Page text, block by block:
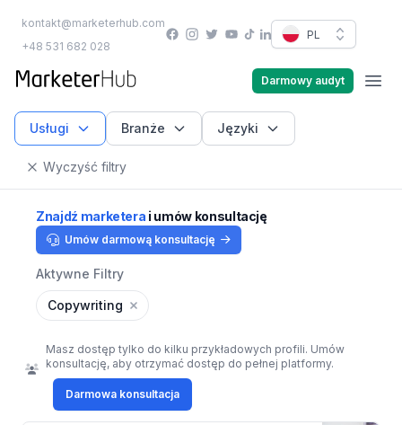
kontakt@marketerhub.com
+48 531 682 028
Facebook
Instagram
TwitterYouTube
TikTok
LinkedInPL
marketerhub.com Darmowy audyt
Usługi Branże Języki
Wyczyść filtry
Znajdź marketera i umów konsultację
Umów darmową konsultację
Aktywne Filtry
Copywriting
Masz dostęp tylko do kilku przykładowych profili. Umów
konsultację, aby otrzymać dostęp do pełnej platformy.
Darmowa konsultacja